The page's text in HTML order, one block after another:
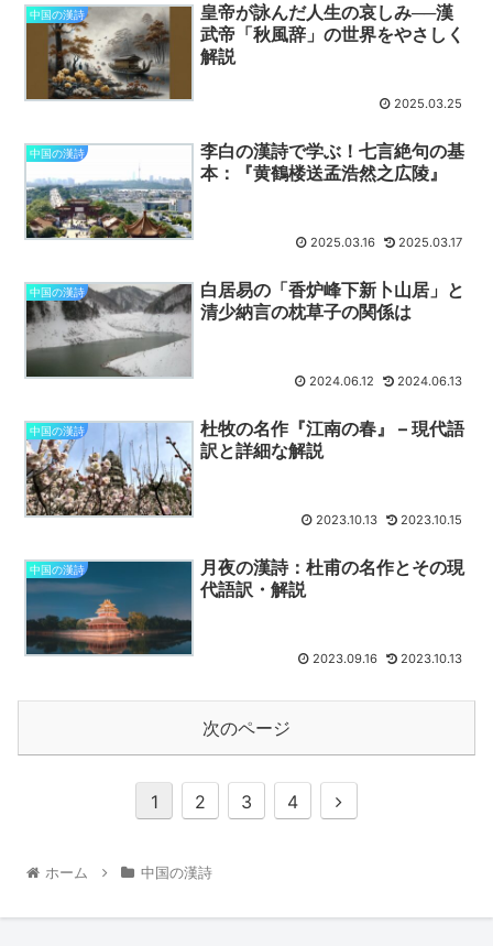
中国の漢詩
皇帝が詠んだ人生の哀しみ──漢
武帝「秋風辞」の世界をやさしく
解説
2025.03.25
中国の漢詩
李白の漢詩で学ぶ！七言絶句の基
本：『黄鶴楼送孟浩然之広陵』
2025.03.16 2025.03.17
中国の漢詩
白居易の「香炉峰下新卜山居」と
清少納言の枕草子の関係は
2024.06.12 2024.06.13
中国の漢詩
杜牧の名作『江南の春』 – 現代語
訳と詳細な解説
2023.10.13 2023.10.15
中国の漢詩
月夜の漢詩：杜甫の名作とその現
代語訳・解説
2023.09.16 2023.10.13
次のページ
1 2 3 4
ホーム 中国の漢詩